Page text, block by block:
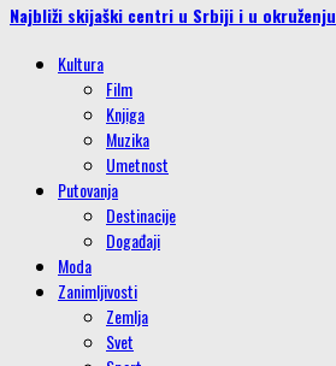
Najbliži skijaški centri u Srbiji i u okruženju
Kultura
Film
Knjiga
Muzika
Umetnost
Putovanja
Destinacije
Događaji
Moda
Zanimljivosti
Zemlja
Svet